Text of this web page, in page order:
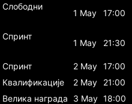
Слободни
1 May 17:00
Спринт
1 May 21:30
Спринт 2 May 17:00
Квалификације 2 May
21:00
Велика награда 3 May 18:00